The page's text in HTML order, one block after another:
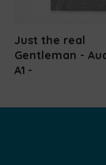
Just the real
Gentleman -
A1